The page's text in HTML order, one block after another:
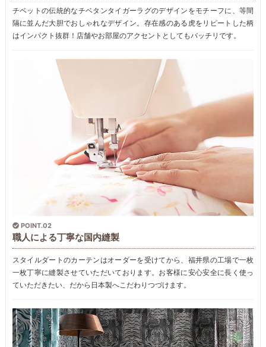
チベットの伝統的なチベタンタイガーラグのデザインをモチーフに、等間
隔に並んだ大胆でおしゃれなデザイン。存在感のある虎をリピートした柄
はインパクト抜群！店舗やお部屋のアクセントとしてもバッチリです。
POINT.02
職人による丁寧な国内縫製
スタイルダートのカーテンはオーダーを受けてから、福井県の工場で一枚
一枚丁寧に縫製させていただいております。お客様に安心安全に長く使っ
ていただきたい、だから日本製へこだわりつづけます。